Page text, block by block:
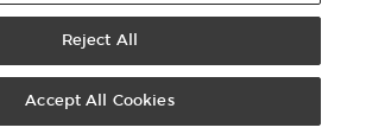
|Política de privacidad
Reject All
Accept All Cookies